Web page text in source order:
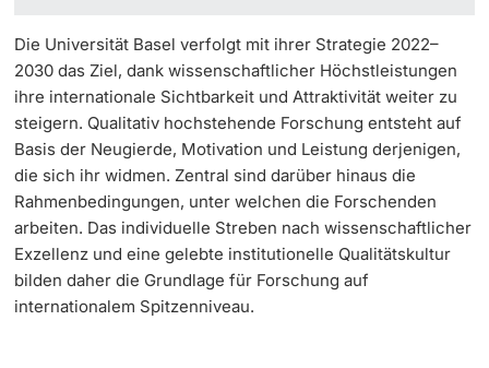
Fördernde & Alumni
weitere Informationen
Qualitätsmanagement Forschung
Beratung & FAQ
Kongressförderung
Die Universität Basel verfolgt mit ihrer Strategie 2022–
2030 das Ziel, dank wissenschaftlicher Höchstleistungen
ihre internationale Sichtbarkeit und Attraktivität weiter zu
steigern. Qualitativ hochstehende Forschung entsteht auf
Basis der Neugierde, Motivation und Leistung derjenigen,
die sich ihr widmen. Zentral sind darüber hinaus die
Rahmenbedingungen, unter welchen die Forschenden
arbeiten. Das individuelle Streben nach wissenschaftlicher
Exzellenz und eine gelebte institutionelle Qualitätskultur
bilden daher die Grundlage für Forschung auf
internationalem Spitzenniveau.